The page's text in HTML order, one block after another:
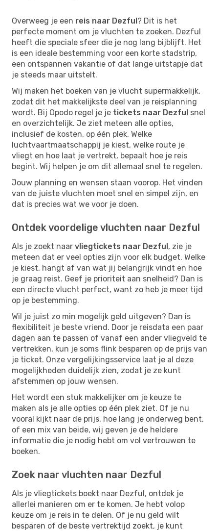
Overweeg je een reis naar Dezful? Dit is het
perfecte moment om je vluchten te zoeken. Dezful
heeft die speciale sfeer die je nog lang bijblijft. Het
is een ideale bestemming voor een korte stadstrip,
een ontspannen vakantie of dat lange uitstapje dat
je steeds maar uitstelt.
Wij maken het boeken van je vlucht supermakkelijk,
zodat dit het makkelijkste deel van je reisplanning
wordt. Bij Opodo regel je je tickets naar Dezful snel
en overzichtelijk. Je ziet meteen alle opties,
inclusief de kosten, op één plek. Welke
luchtvaartmaatschappij je kiest, welke route je
vliegt en hoe laat je vertrekt, bepaalt hoe je reis
begint. Wij helpen je om dit allemaal snel te regelen.
Jouw planning en wensen staan voorop. Het vinden
van de juiste vluchten moet snel en simpel zijn, en
dat is precies wat we voor je doen.
Ontdek voordelige vluchten naar Dezful
Als je zoekt naar vliegtickets naar Dezful, zie je
meteen dat er veel opties zijn voor elk budget. Welke
je kiest, hangt af van wat jij belangrijk vindt en hoe
je graag reist. Geef je prioriteit aan snelheid? Dan is
een directe vlucht perfect, want zo heb je meer tijd
op je bestemming.
Wil je juist zo min mogelijk geld uitgeven? Dan is
flexibiliteit je beste vriend. Door je reisdata een paar
dagen aan te passen of vanaf een ander vliegveld te
vertrekken, kun je soms flink besparen op de prijs van
je ticket. Onze vergelijkingsservice laat je al deze
mogelijkheden duidelijk zien, zodat je ze kunt
afstemmen op jouw wensen.
Het wordt een stuk makkelijker om je keuze te
maken als je alle opties op één plek ziet. Of je nu
vooral kijkt naar de prijs, hoe lang je onderweg bent,
of een mix van beide, wij geven je de heldere
informatie die je nodig hebt om vol vertrouwen te
boeken.
Zoek naar vluchten naar Dezful
Als je vliegtickets boekt naar Dezful, ontdek je
allerlei manieren om er te komen. Je hebt volop
keuze om je reis in te delen. Of je nu geld wilt
besparen of de beste vertrektijd zoekt, je kunt